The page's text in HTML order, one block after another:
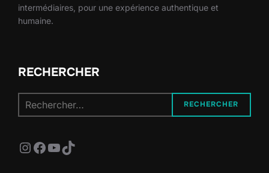
intermédiaires, pour une expérience authentique et
humaine.
RECHERCHER
pour :
RECHERCHER
Instagram
Facebook
YouTube
TikTok